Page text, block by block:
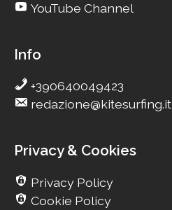
YouTube Channel
Info
+390640049423
redazione@kitesurfing.it
Privacy & Cookies
Privacy Policy
Cookie Policy